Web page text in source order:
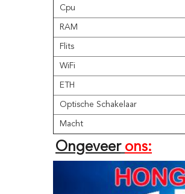
Cpu
RAM
Flits
WiFi
ETH
Optische Schakelaar
Macht
Ongeveer ons: